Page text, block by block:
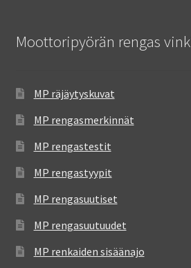
Moottoripyörän rengas
MP räjäytyskuvat
MP rengasmerkinnät
MP rengastestit
MP rengastyypit
MP rengasuutiset
MP rengasuutuudet
MP renkaiden sisäänajo